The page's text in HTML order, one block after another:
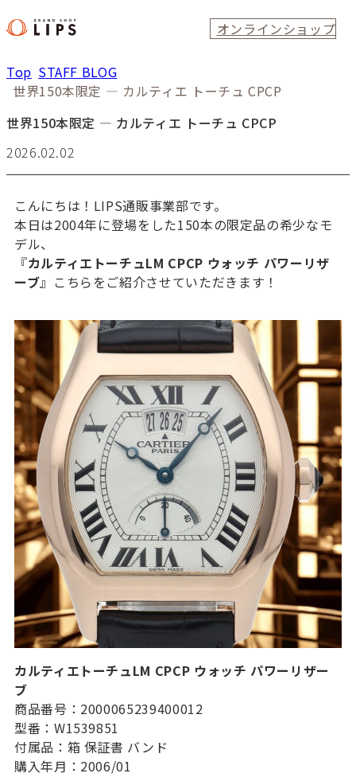
オンラインショップ
Top STAFF BLOG
世界150本限定 ― カルティエ トーチュ CPCP
世界150本限定 ― カルティエ トーチュ CPCP
2026.02.02
こんにちは！LIPS通販事業部です。
本日は2004年に登場をした150本の限定品の希少なモ
デル、
『カルティエトーチュLM CPCP ウォッチ パワーリザ
ーブ』こちらをご紹介させていただきます！
カルティエトーチュLM CPCP ウォッチ パワーリザー
ブ
商品番号：2000065239400012
型番：W1539851
付属品：箱 保証書 バンド
購入年月：2006/01